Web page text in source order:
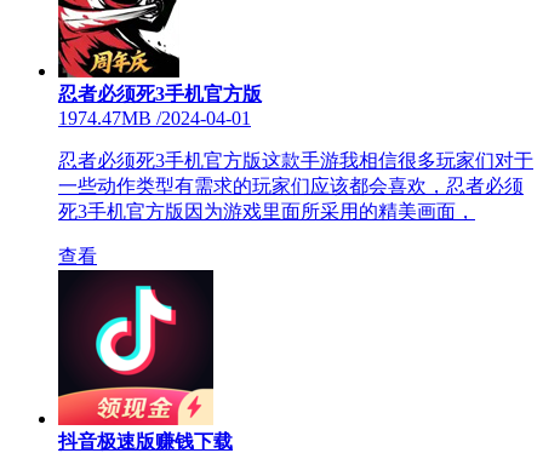
忍者必须死3手机官方版
1974.47MB /2024-04-01
忍者必须死3手机官方版这款手游我相信很多玩家们对于
一些动作类型有需求的玩家们应该都会喜欢，忍者必须
死3手机官方版因为游戏里面所采用的精美画面，
查看
抖音极速版赚钱下载